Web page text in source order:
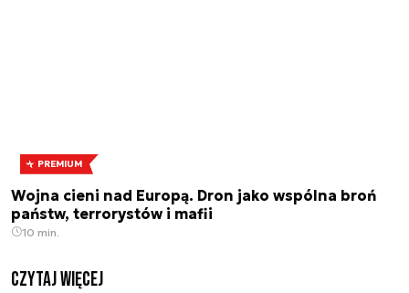
PREMIUM
Wojna cieni nad Europą. Dron jako wspólna broń
państw, terrorystów i mafii
10 min.
czytaj więcej